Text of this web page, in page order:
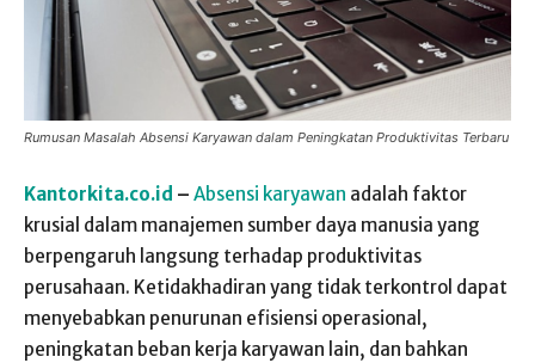
Rumusan Masalah Absensi Karyawan dalam Peningkatan Produktivitas Terbaru
Kantorkita.co.id – Absensi karyawan adalah faktor
krusial dalam manajemen sumber daya manusia yang
berpengaruh langsung terhadap produktivitas
perusahaan. Ketidakhadiran yang tidak terkontrol dapat
menyebabkan penurunan efisiensi operasional,
peningkatan beban kerja karyawan lain, dan bahkan